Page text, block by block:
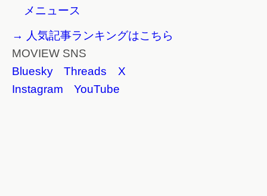
メニュース
→ 人気記事ランキングはこちら
MOVIEW SNS
Bluesky
Threads
X
Instagram
YouTube